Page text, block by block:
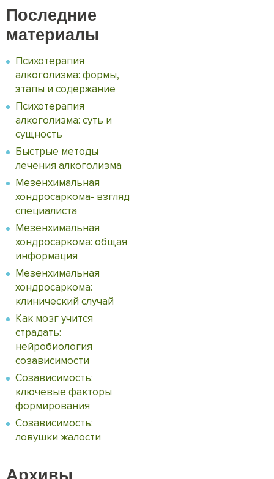
Последние
материалы
Психотерапия
алкоголизма: формы,
этапы и содержание
Психотерапия
алкоголизма: суть и
сущность
Быстрые методы
лечения алкоголизма
Мезенхимальная
хондросаркома- взгляд
специалиста
Мезенхимальная
хондросаркома: общая
информация
Мезенхимальная
хондросаркома:
клинический случай
Как мозг учится
страдать:
нейробиология
созависимости
Созависимость:
ключевые факторы
формирования
Созависимость:
ловушки жалости